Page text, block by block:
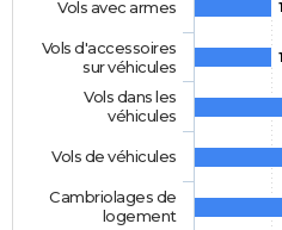
1
1
Vols avec armes
Vols d'accessoires
sur véhicules
Vols dans les
véhicules
Vols de véhicules
Cambriolages de
logement